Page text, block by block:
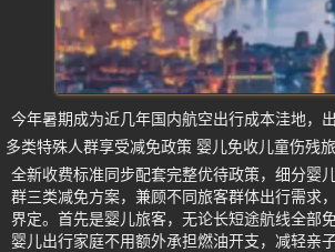
今年暑期成为近几年国内航空出行成本洼地，
多类特殊人群享受减免政策 婴儿免收儿童伤残
全新收费标准同步配套完整优待政策，细分婴
群三类减免方案，兼顾不同旅客群体出行需求
界定。首先是婴儿旅客，无论长短途航线全部
婴儿出行家庭不用额外承担燃油开支，减轻亲